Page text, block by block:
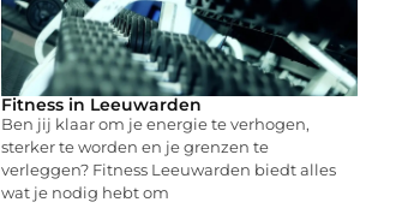
Fitness in Leeuwarden
Ben jij klaar om je energie te verhogen,
sterker te worden en je grenzen te
verleggen? Fitness Leeuwarden biedt alles
wat je nodig hebt om